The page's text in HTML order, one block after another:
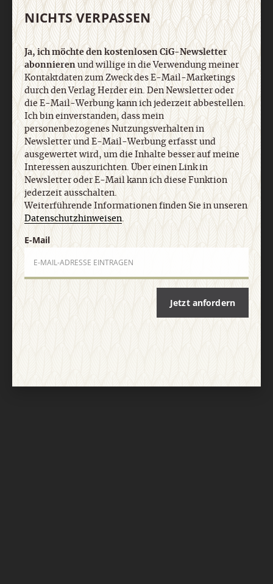
Vertrag widerrufen Abo online kündigen
Nach oben
NICHTS VERPASSEN
Ja, ich möchte den kostenlosen CiG-Newsletter
abonnierenund willige in die Verwendung meiner
Kontaktdaten zum Zweck des E-Mail-Marketings
durch den Verlag Herder ein. Den Newsletter oder
die E-Mail-Werbung kann ich jederzeit abbestellen.
Ich bin einverstanden, dass mein
personenbezogenes Nutzungsverhalten in
Newsletter und E-Mail-Werbung erfasst und
ausgewertet wird, um die Inhalte besser auf meine
Interessen auszurichten. Über einen Link in
Newsletter oder E-Mail kann ich diese Funktion
jederzeit ausschalten.
Weiterführende Informationen finden Sie in unseren
Datenschutzhinweisen.
E-Mail
Jetzt anfordern